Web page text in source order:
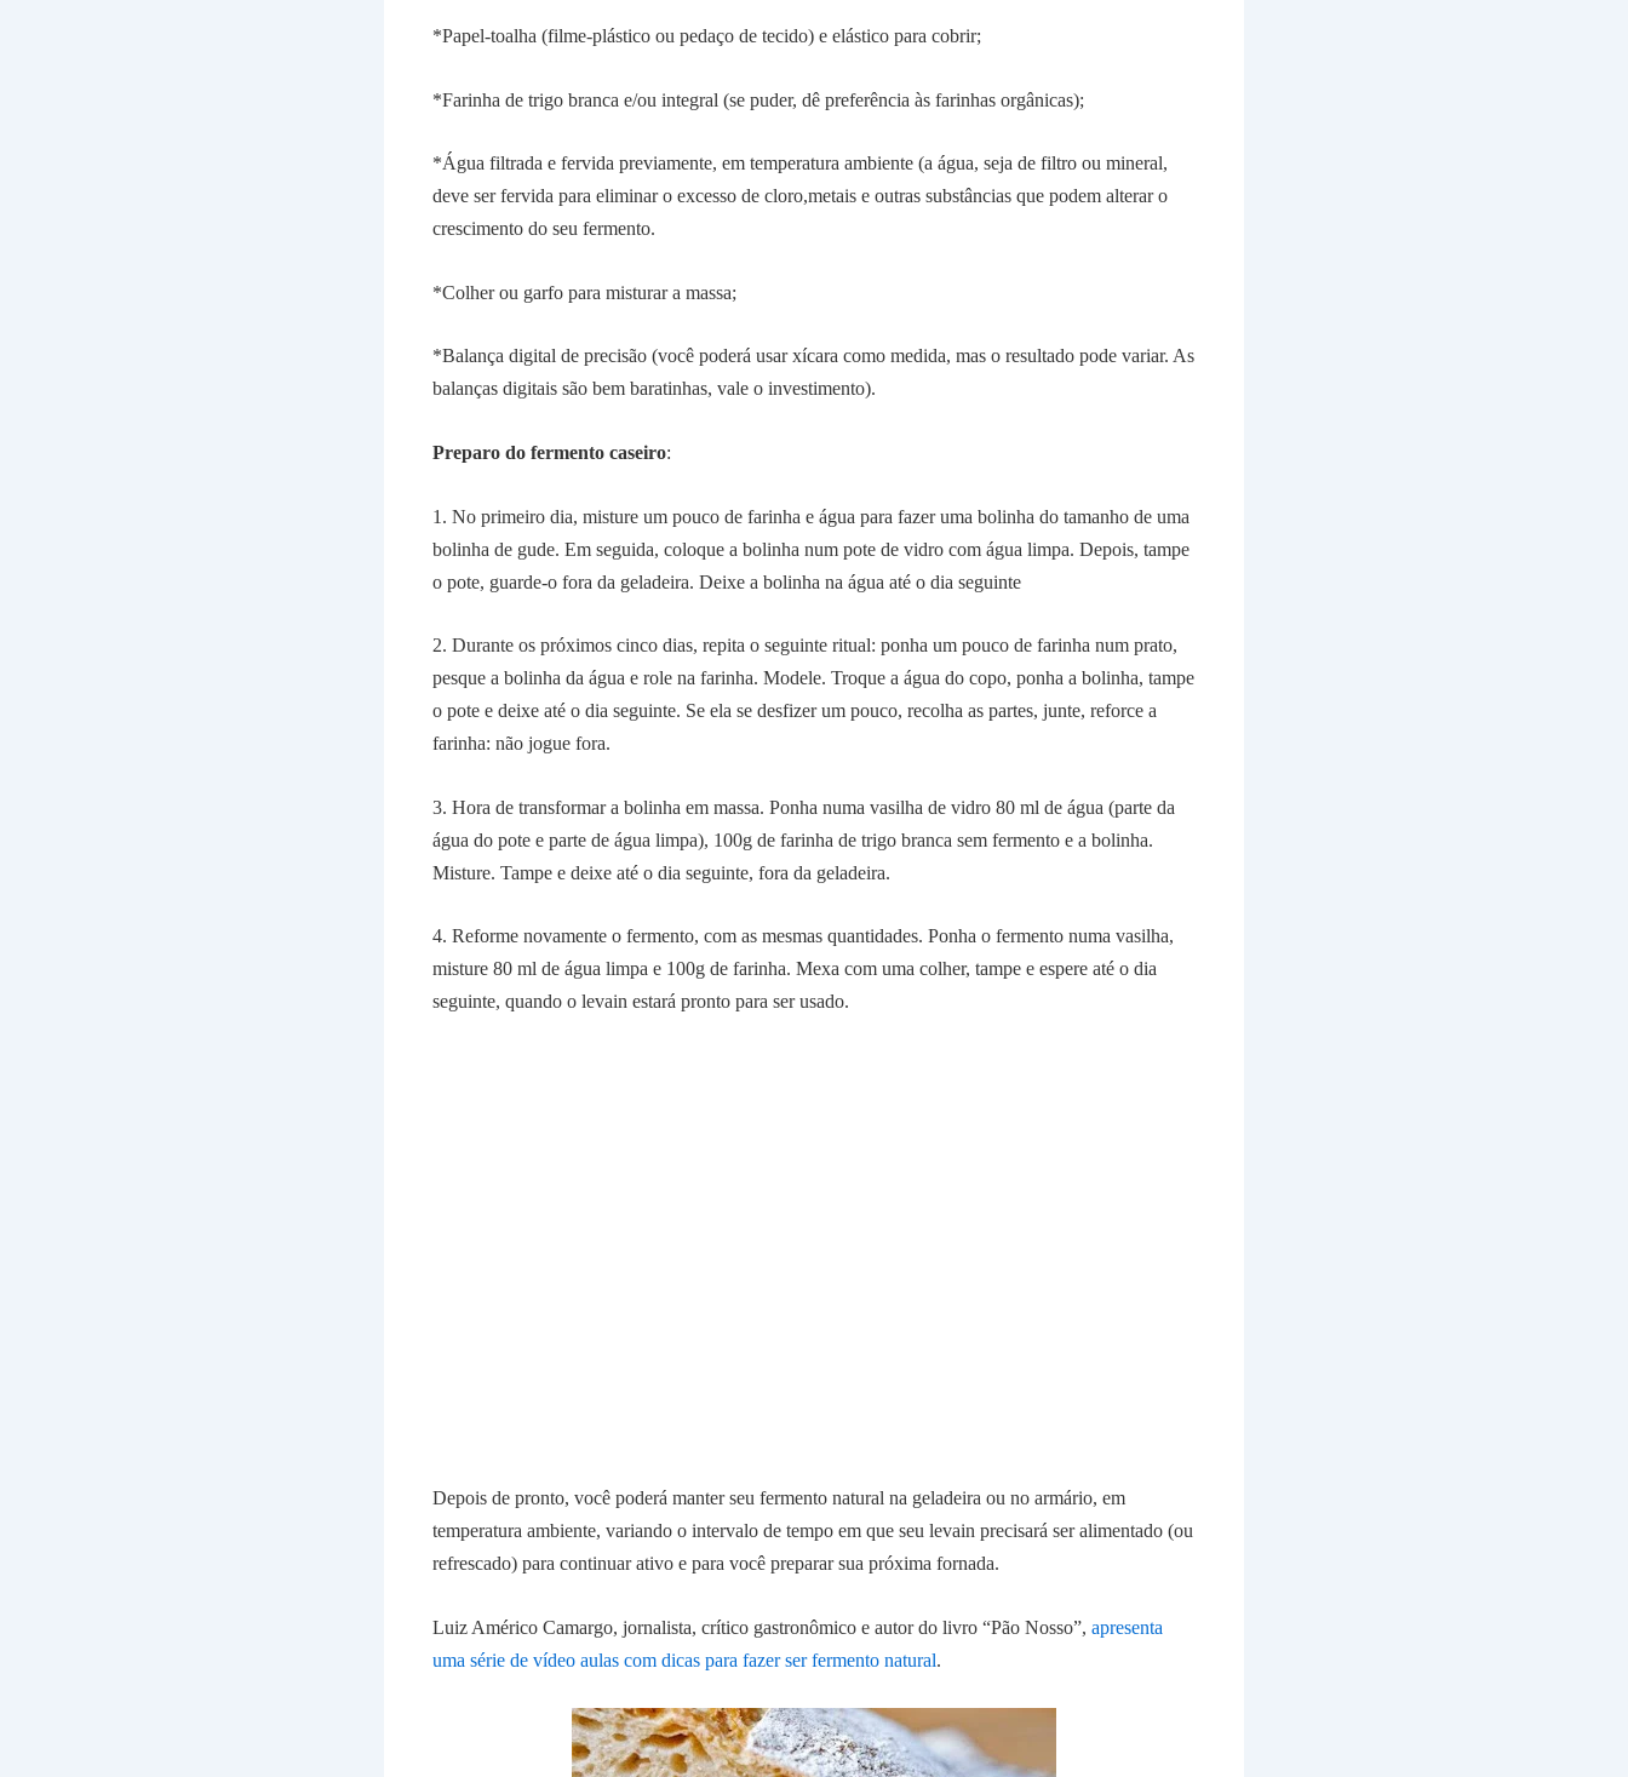
*Papel-toalha (filme-plástico ou pedaço de tecido) e elástico para cobrir;
*Farinha de trigo branca e/ou integral (se puder, dê preferência às farinhas orgânicas);
*Água filtrada e fervida previamente, em temperatura ambiente (a água, seja de filtro ou mineral,
deve ser fervida para eliminar o excesso de cloro,metais e outras substâncias que podem alterar o
crescimento do seu fermento.
*Colher ou garfo para misturar a massa;
*Balança digital de precisão (você poderá usar xícara como medida, mas o resultado pode variar. As
balanças digitais são bem baratinhas, vale o investimento).
Preparo do fermento caseiro:
1. No primeiro dia, misture um pouco de farinha e água para fazer uma bolinha do tamanho de uma
bolinha de gude. Em seguida, coloque a bolinha num pote de vidro com água limpa. Depois, tampe
o pote, guarde-o fora da geladeira. Deixe a bolinha na água até o dia seguinte
2. Durante os próximos cinco dias, repita o seguinte ritual: ponha um pouco de farinha num prato,
pesque a bolinha da água e role na farinha. Modele. Troque a água do copo, ponha a bolinha, tampe
o pote e deixe até o dia seguinte. Se ela se desfizer um pouco, recolha as partes, junte, reforce a
farinha: não jogue fora.
3. Hora de transformar a bolinha em massa. Ponha numa vasilha de vidro 80 ml de água (parte da
água do pote e parte de água limpa), 100g de farinha de trigo branca sem fermento e a bolinha.
Misture. Tampe e deixe até o dia seguinte, fora da geladeira.
4. Reforme novamente o fermento, com as mesmas quantidades. Ponha o fermento numa vasilha,
misture 80 ml de água limpa e 100g de farinha. Mexa com uma colher, tampe e espere até o dia
seguinte, quando o levain estará pronto para ser usado.
Depois de pronto, você poderá manter seu fermento natural na geladeira ou no armário, em
temperatura ambiente, variando o intervalo de tempo em que seu levain precisará ser alimentado (ou
refrescado) para continuar ativo e para você preparar sua próxima fornada.
Luiz Américo Camargo, jornalista, crítico gastronômico e autor do livro “Pão Nosso”, apresenta
uma série de vídeo aulas com dicas para fazer ser fermento natural.